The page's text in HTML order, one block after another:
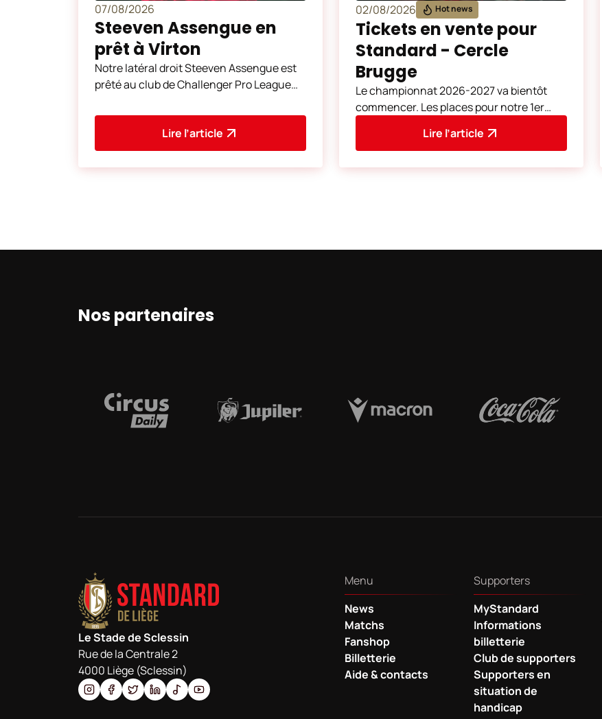
07/08/2026
Steeven Assengue en
prêt à Virton
Notre latéral droit Steeven Assengue est
prêté au club de Challenger Pro League
prochain. Nous lu
Lire l’article
02/08/2026 Hot news
Tickets en vente pour
Standard - Cercle
Brugge
Le championnat 2026-2027 va bientôt
commencer. Les places pour notre 1er
Cercle Brugge (samedi 8
Lire l’article
Nos partenaires
Le Stade de Sclessin
Rue de la Centrale 2
4000 Liège (Sclessin)
Menu
News
Matchs
Fanshop
Billetterie
Aide & contacts
Supporters
MyStandard
Informations
billetterie
Club de supporters
Supporters en
situation de
handicap